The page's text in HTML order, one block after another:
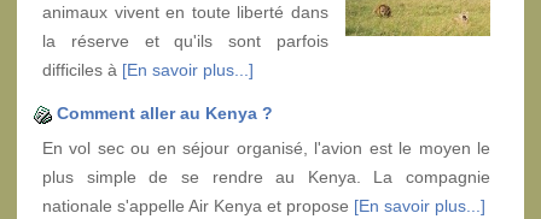
animaux vivent en toute liberté dans
la réserve et qu'ils sont parfois
difficiles à [En savoir plus...]
Comment aller au Kenya ?
En vol sec ou en séjour organisé, l'avion est le moyen le
plus simple de se rendre au Kenya. La compagnie
nationale s'appelle Air Kenya et propose [En savoir plus...]